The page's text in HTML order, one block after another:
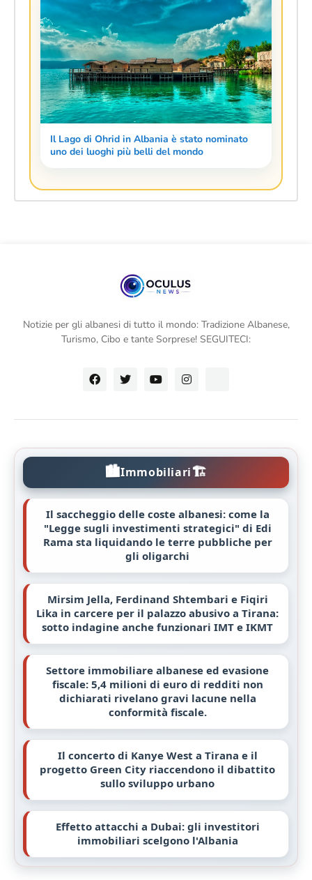
Il Lago di Ohrid in Albania è stato nominato
uno dei luoghi più belli del mondo
Notizie per gli albanesi di tutto il mondo: Tradizione Albanese,
Turismo, Cibo e tante Sorprese! SEGUITECI:
🏙️Immobiliari🏗️
Il saccheggio delle coste albanesi: come la
"Legge sugli investimenti strategici" di Edi
Rama sta liquidando le terre pubbliche per
gli oligarchi
Mirsim Jella, Ferdinand Shtembari e Fiqiri
Lika in carcere per il palazzo abusivo a Tirana:
sotto indagine anche funzionari IMT e IKMT
Settore immobiliare albanese ed evasione
fiscale: 5,4 milioni di euro di redditi non
dichiarati rivelano gravi lacune nella
conformità fiscale.
Il concerto di Kanye West a Tirana e il
progetto Green City riaccendono il dibattito
sullo sviluppo urbano
Effetto attacchi a Dubai: gli investitori
immobiliari scelgono l'Albania